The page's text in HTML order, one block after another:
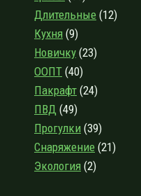
СУМКИ,
МЕШКИ
РЮКЗАКИ
ПОХОДАХ
Длительные (12)
Кухня (9)
Новичку (23)
ООПТ (40)
Пакрафт (24)
ПВД (49)
Прогулки (39)
Снаряжение (21)
Экология (2)